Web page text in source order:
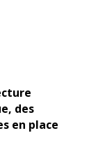
des
en place